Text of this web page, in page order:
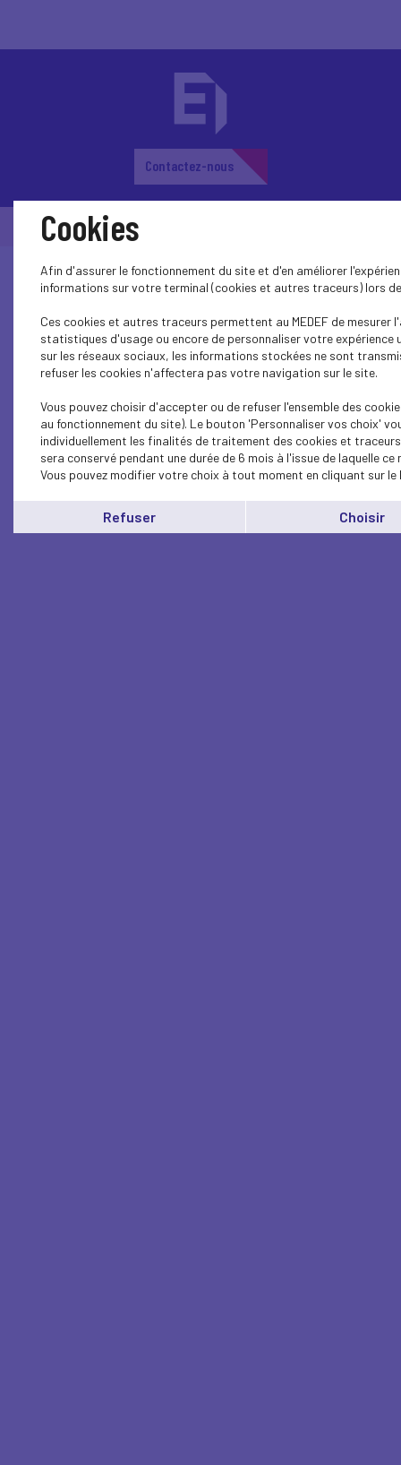
Contactez-nous
© Medef Haute-Garonne 2026 -
Cookies
Afin d'assurer le fonctionnement du site et d'en améliorer
informations sur votre terminal (cookies et autres traceurs) lors
Ces cookies et autres traceurs permettent au MEDEF de mesurer
statistiques d'usage ou encore de personnaliser votre
sur les réseaux sociaux, les informations stockées ne sont
refuser les cookies n'affectera pas votre navigation sur le site.
Vous pouvez choisir d'accepter ou de refuser l'ensemble des
au fonctionnement du site). Le bouton 'Personnaliser vos choix'
individuellement les finalités de traitement des cookies et
sera conservé pendant une durée de 6 mois à l'issue de laquelle
Vous pouvez modifier votre choix à tout moment en cliquant sur le
Refuser Choisir